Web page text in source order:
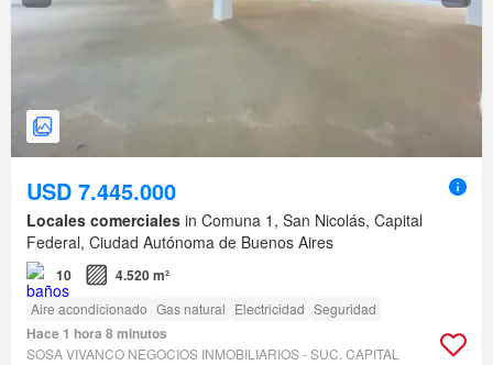
USD 7.445.000
Locales comerciales in Comuna 1, San Nicolás, Capital
Federal, Ciudad Autónoma de Buenos Aires
10 4.520 m²
Aire acondicionado Gas natural Electricidad Seguridad
Hace 1 hora 8 minutos
SOSA VIVANCO NEGOCIOS INMOBILIARIOS - SUC. CAPITAL